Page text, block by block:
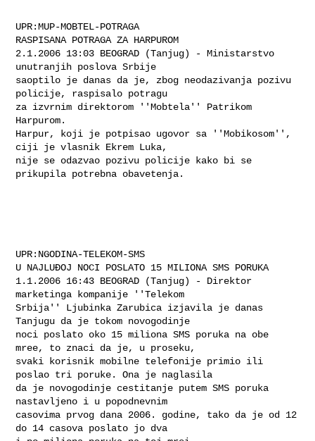
UPR:MUP-MOBTEL-POTRAGA
RASPISANA POTRAGA ZA HARPUROM
2.1.2006 13:03 BEOGRAD (Tanjug) - Ministarstvo
unutranjih poslova Srbije
saoptilo je danas da je, zbog neodazivanja pozivu
policije, raspisalo potragu
za izvrnim direktorom ''Mobtela'' Patrikom
Harpurom.
Harpur, koji je potpisao ugovor sa ''Mobikosom'',
ciji je vlasnik Ekrem Luka,
nije se odazvao pozivu policije kako bi se
prikupila potrebna obavetenja.
UPR:NGODINA-TELEKOM-SMS
U NAJLUÐOJ NOCI POSLATO 15 MILIONA SMS PORUKA
1.1.2006 16:43 BEOGRAD (Tanjug) - Direktor
marketinga kompanije ''Telekom
Srbija'' Ljubinka Zarubica izjavila je danas
Tanjugu da je tokom novogodinje
noci poslato oko 15 miliona SMS poruka na obe
mree, to znaci da je, u proseku,
svaki korisnik mobilne telefonije primio ili
poslao tri poruke. Ona je naglasila
da je novogodinje cestitanje putem SMS poruka
nastavljeno i u popodnevnim
casovima prvog dana 2006. godine, tako da je od 12
do 14 casova poslato jo dva